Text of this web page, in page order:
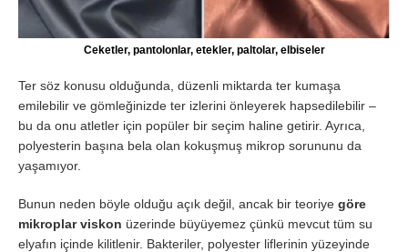
Ceketler, pantolonlar, etekler, paltolar, elbiseler
Ter söz konusu olduğunda, düzenli miktarda ter kumaşa
emilebilir ve gömleğinizde ter izlerini önleyerek hapsedilebilir –
bu da onu atletler için popüler bir seçim haline getirir. Ayrıca,
polyesterin başına bela olan kokuşmuş mikrop sorununu da
yaşamıyor.
Bunun neden böyle olduğu açık değil, ancak bir teoriye göre
mikroplar viskon üzerinde büyüyemez çünkü mevcut tüm su
elyafın içinde kilitlenir. Bakteriler, polyester liflerinin yüzeyinde